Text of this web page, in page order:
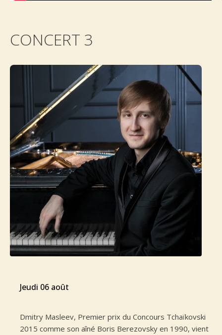
CONCERT 3
jeudi 06 août
Dmitry Masleev, Premier prix du Concours Tchaïkovski
2015 comme son aîné Boris Berezovsky en 1990, vient